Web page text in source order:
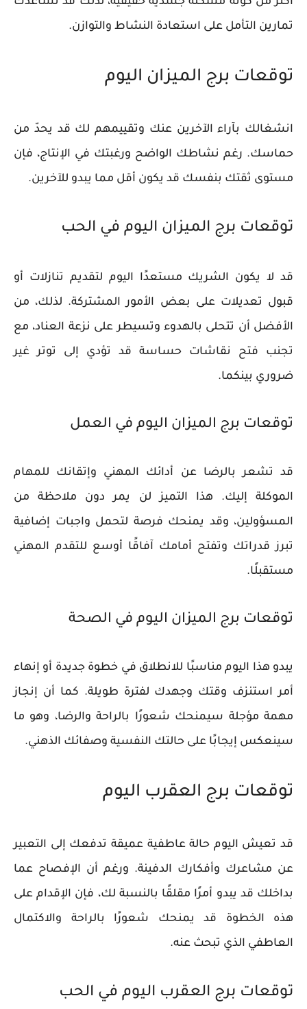
تمارين التأمل على استعادة النشاط والتوازن.
توقعات برج الميزان اليوم
انشغالك بآراء الآخرين عنك وتقييمهم لك قد يحدّ من
حماسك. رغم نشاطك الواضح ورغبتك في الإنتاج، فإن
مستوى ثقتك بنفسك قد يكون أقل مما يبدو للآخرين.
توقعات برج الميزان اليوم في الحب
قد لا يكون الشريك مستعدًا اليوم لتقديم تنازلات أو
قبول تعديلات على بعض الأمور المشتركة. لذلك، من
الأفضل أن تتحلى بالهدوء وتسيطر على نزعة العناد، مع
تجنب فتح نقاشات حساسة قد تؤدي إلى توتر غير
ضروري بينكما.
توقعات برج الميزان اليوم في العمل
قد تشعر بالرضا عن أدائك المهني وإتقانك للمهام
الموكلة إليك. هذا التميز لن يمر دون ملاحظة من
المسؤولين، وقد يمنحك فرصة لتحمل واجبات إضافية
تبرز قدراتك وتفتح أمامك آفاقًا أوسع للتقدم المهني
مستقبلًا.
توقعات برج الميزان اليوم في الصحة
يبدو هذا اليوم مناسبًا للانطلاق في خطوة جديدة أو إنهاء
أمر استنزف وقتك وجهدك لفترة طويلة. كما أن إنجاز
مهمة مؤجلة سيمنحك شعورًا بالراحة والرضا، وهو ما
سينعكس إيجابًا على حالتك النفسية وصفائك الذهني.
توقعات برج العقرب اليوم
قد تعيش اليوم حالة عاطفية عميقة تدفعك إلى التعبير
عن مشاعرك وأفكارك الدفينة. ورغم أن الإفصاح عما
بداخلك قد يبدو أمرًا مقلقًا بالنسبة لك، فإن الإقدام على
هذه الخطوة قد يمنحك شعورًا بالراحة والاكتمال
العاطفي الذي تبحث عنه.
توقعات برج العقرب اليوم في الحب